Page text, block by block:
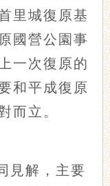
里城復原基
國營公園事
一次復原的
和平成復原
而立。
見解，主要